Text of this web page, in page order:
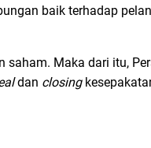
baik terhadap
saham. Maka dari itu,
dan closing